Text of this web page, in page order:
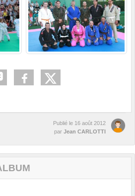
Publié le 16 août 2012
par Jean CARLOTTI